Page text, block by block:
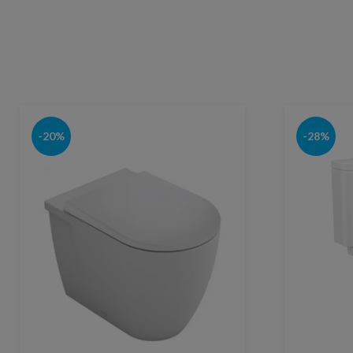
-20% -28%